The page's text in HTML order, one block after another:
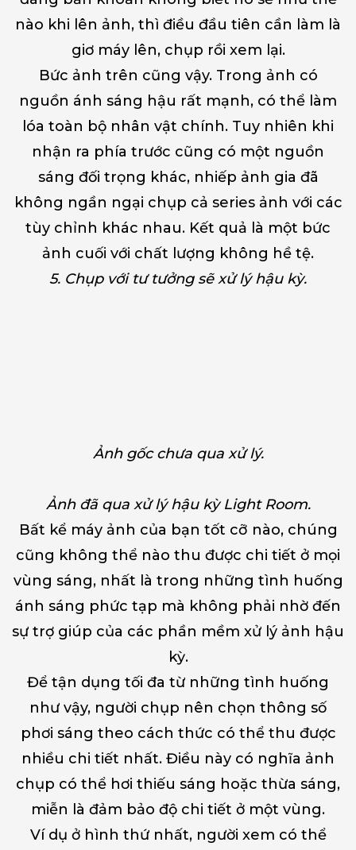
nào khi lên ảnh, thì điều đầu tiên cần làm là
giơ máy lên, chụp rồi xem lại.
Bức ảnh trên cũng vậy. Trong ảnh có
nguồn ánh sáng hậu rất mạnh, có thể làm
lóa toàn bộ nhân vật chính. Tuy nhiên khi
nhận ra phía trước cũng có một nguồn
sáng đối trọng khác, nhiếp ảnh gia đã
không ngần ngại chụp cả series ảnh với các
tùy chỉnh khác nhau. Kết quả là một bức
ảnh cuối với chất lượng không hề tệ.
5. Chụp với tư tưởng sẽ xử lý hậu kỳ.
Ảnh gốc chưa qua xử lý.
Ảnh đã qua xử lý hậu kỳ Light Room.
Bất kể máy ảnh của bạn tốt cỡ nào, chúng
cũng không thể nào thu được chi tiết ở mọi
vùng sáng, nhất là trong những tình huống
ánh sáng phức tạp mà không phải nhờ đến
sự trợ giúp của các phần mềm xử lý ảnh hậu
kỳ.
Để tận dụng tối đa từ những tình huống
như vậy, người chụp nên chọn thông số
phơi sáng theo cách thức có thể thu được
nhiều chi tiết nhất. Điều này có nghĩa ảnh
chụp có thể hơi thiếu sáng hoặc thừa sáng,
miễn là đảm bảo độ chi tiết ở một vùng.
Ví dụ ở hình thứ nhất, người xem có thể